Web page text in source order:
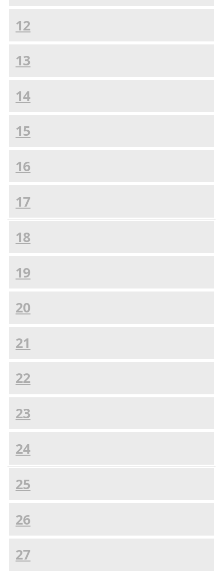
12
13
14
15
16
17
18
19
20
21
22
23
24
25
26
27